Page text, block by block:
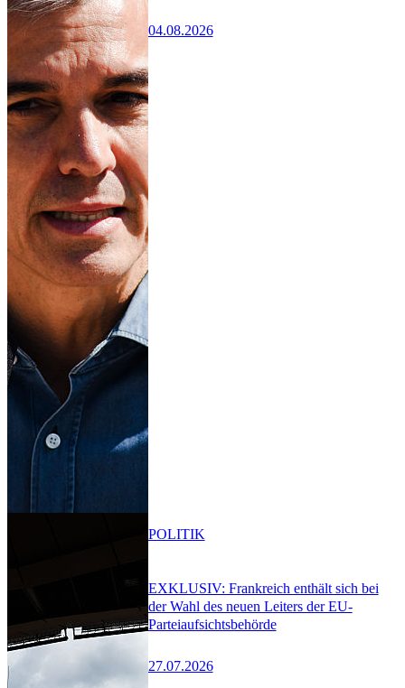
04.08.2026
EXKLUSIV: Frankreich enthält sich bei
der Wahl des neuen Leiters der EU-
Parteiaufsichtsbehörde
27.07.2026
POLITIK